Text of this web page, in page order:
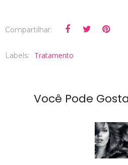
Compartilhar:
Labels: Tratamento
Você Pode